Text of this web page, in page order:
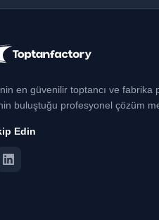
en güvenilir toptancı ve fabrika
buluştuğu profesyonel çözüm
Edin